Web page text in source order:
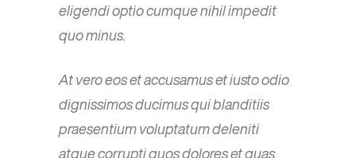
eligendi optio cumque nihil impedit
quo minus.
At vero eos et accusamus et iusto odio
dignissimos ducimus qui blanditiis
praesentium voluptatum deleniti
atque corrupti quos dolores et quas